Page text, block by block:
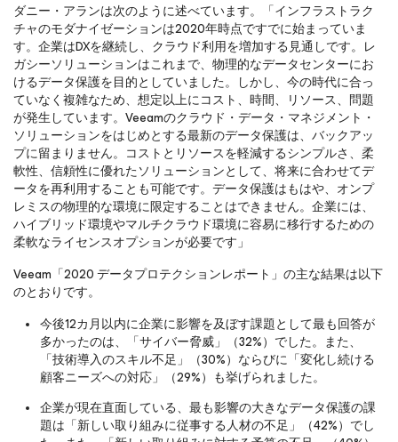
ダニー・アランは次のように述べています。「インフラストラク
チャのモダナイゼーションは2020年時点ですでに始まっていま
す。企業はDXを継続し、クラウド利用を増加する見通しです。レ
ガシーソリューションはこれまで、物理的なデータセンターにお
けるデータ保護を目的としていました。しかし、今の時代に合っ
ていなく複雑なため、想定以上にコスト、時間、リソース、問題
が発生しています。Veeamのクラウド・データ・マネジメント・
ソリューションをはじめとする最新のデータ保護は、バックアッ
プに留まりません。コストとリソースを軽減するシンプルさ、柔
軟性、信頼性に優れたソリューションとして、将来に合わせてデ
ータを再利用することも可能です。データ保護はもはや、オンプ
レミスの物理的な環境に限定することはできません。企業には、
ハイブリッド環境やマルチクラウド環境に容易に移行するための
柔軟なライセンスオプションが必要です」
Veeam「2020 データプロテクションレポート」の主な結果は以下
のとおりです。
今後12カ月以内に企業に影響を及ぼす課題として最も回答が
多かったのは、「サイバー脅威」（32%）でした。また、
「技術導入のスキル不足」（30%）ならびに「変化し続ける
顧客ニーズへの対応」（29%）も挙げられました。
企業が現在直面している、最も影響の大きなデータ保護の課
題は「新しい取り組みに従事する人材の不足」（42%）でし